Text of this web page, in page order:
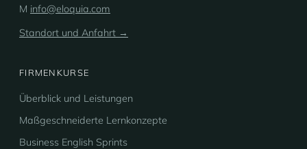
M info@eloquia.com
Standort und Anfahrt →
FIRMENKURSE
Überblick und Leistungen
Maßgeschneiderte Lernkonzepte
Business English Sprints